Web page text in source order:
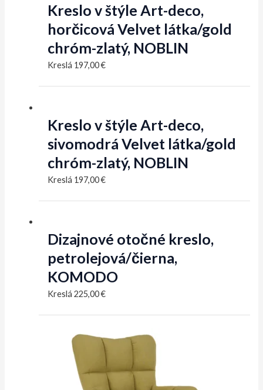
Kreslo v štýle Art-deco,
horčicová Velvet látka/gold
chróm-zlatý, NOBLIN
Kreslá 197,00€
Kreslo v štýle Art-deco,
sivomodrá Velvet látka/gold
chróm-zlatý, NOBLIN
Kreslá 197,00€
Dizajnové otočné kreslo,
petrolejová/čierna,
KOMODO
Kreslá 225,00€